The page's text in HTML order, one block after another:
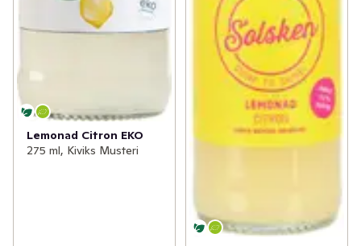
Lemonad Citron EKO
275 ml, Kiviks Musteri